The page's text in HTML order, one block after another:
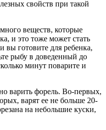
свойств при такой
веществ, которые
и это тоже может стать
вы готовите для ребенка,
рыбу в доведенный до
минут поварите и
варить форель. Во-первых,
варят ее не больше 20-
на небольшие куски,